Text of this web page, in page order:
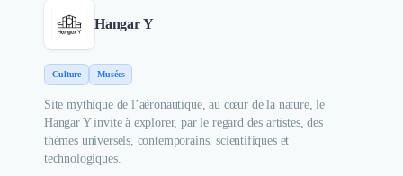
Hangar Y
Culture Musées
Site mythique de l’aéronautique, au cœur de la nature, le
Hangar Y invite à explorer, par le regard des artistes, des
thèmes universels, contemporains, scientifiques et
technologiques.